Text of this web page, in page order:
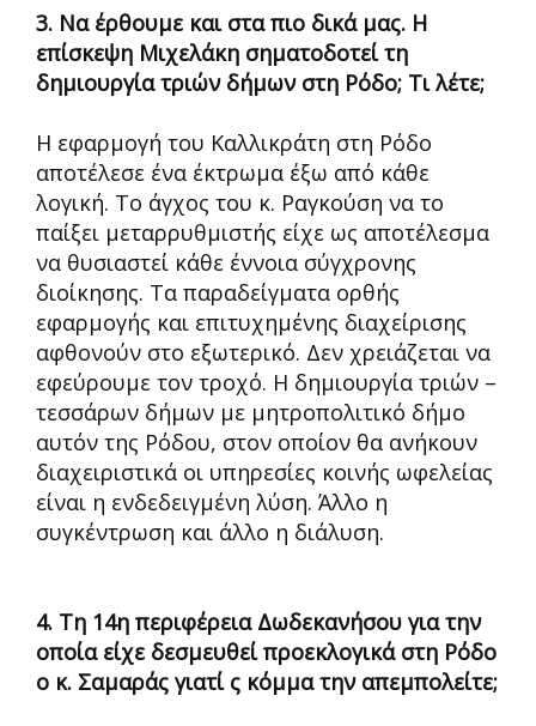
3. Να έρθουμε και στα πιο δικά μας. Η
επίσκεψη Μιχελάκη σηματοδοτεί τη
δημιουργία τριών δήμων στη Ρόδο; Τι λέτε;
Η εφαρμογή του Καλλικράτη στη Ρόδο
αποτέλεσε ένα έκτρωμα έξω από κάθε
λογική. Το άγχος του κ. Ραγκούση να το
παίξει μεταρρυθμιστής είχε ως αποτέλεσμα
να θυσιαστεί κάθε έννοια σύγχρονης
διοίκησης. Τα παραδείγματα ορθής
εφαρμογής και επιτυχημένης διαχείρισης
αφθονούν στο εξωτερικό. Δεν χρειάζεται να
εφεύρουμε τον τροχό. Η δημιουργία τριών –
τεσσάρων δήμων με μητροπολιτικό δήμο
αυτόν της Ρόδου, στον οποίον θα ανήκουν
διαχειριστικά οι υπηρεσίες κοινής ωφελείας
είναι η ενδεδειγμένη λύση. Άλλο η
συγκέντρωση και άλλο η διάλυση.
4. Τη 14η περιφέρεια Δωδεκανήσου για την
οποία είχε δεσμευθεί προεκλογικά στη Ρόδο
ο κ. Σαμαράς γιατί ς κόμμα την απεμπολείτε;